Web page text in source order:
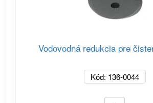
Vodovodná redukcia pre
Kód: 136-0044